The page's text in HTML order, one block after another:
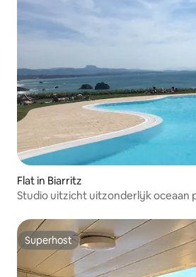
Flat in Biarritz
Studio uitzicht uitzonderlijk oceaan
Superhost
Superhost